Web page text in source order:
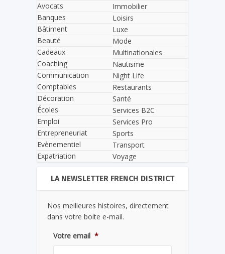
Avocats
Banques
Bâtiment
Beauté
Cadeaux
Coaching
Communication
Comptables
Décoration
Écoles
Emploi
Entrepreneuriat
Evènementiel
Expatriation
Immobilier
Loisirs
Luxe
Mode
Multinationales
Nautisme
Night Life
Restaurants
Santé
Services B2C
Services Pro
Sports
Transport
Voyage
LA NEWSLETTER FRENCH DISTRICT
Nos meilleures histoires, directement
dans votre boite e-mail.
Votre email *